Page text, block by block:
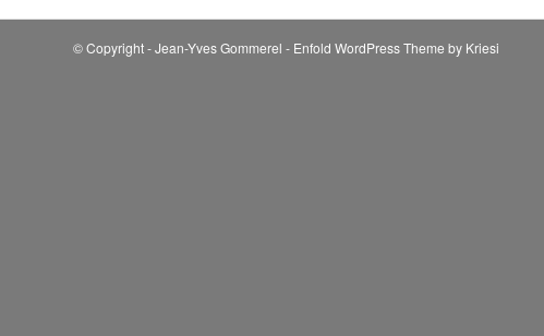
© Copyright - Jean-Yves Gommerel - Enfold WordPress Theme by Kriesi